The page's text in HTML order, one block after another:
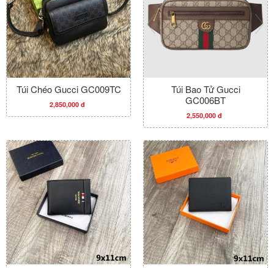
Túi Chéo Gucci GC009TC
2,850,000 đ
Túi Bao Tử Gucci
GC006BT
2,550,000 đ